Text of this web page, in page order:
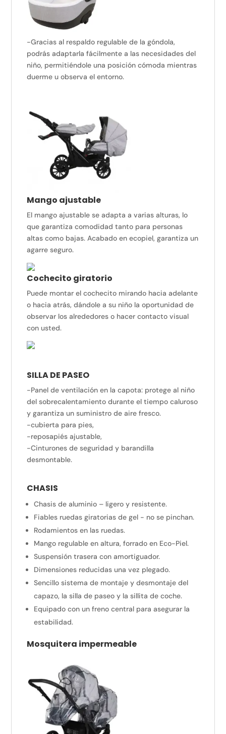
-Gracias al respaldo regulable de la góndola,
podrás adaptarla fácilmente a las necesidades del
niño, permitiéndole una posición cómoda mientras
duerme u observa el entorno.
Mango ajustable
El mango ajustable se adapta a varias alturas, lo
que garantiza comodidad tanto para personas
altas como bajas. Acabado en ecopiel, garantiza un
agarre seguro.
Cochecito giratorio
Puede montar el cochecito mirando hacia adelante
o hacia atrás, dándole a su niño la oportunidad de
observar los alrededores o hacer contacto visual
con usted.
SILLA DE PASEO
-Panel de ventilación en la capota: protege al niño
del sobrecalentamiento durante el tiempo caluroso
y garantiza un suministro de aire fresco.
-cubierta para pies,
-reposapiés ajustable,
-Cinturones de seguridad y barandilla
desmontable.
CHASIS
Chasis de aluminio – ligero y resistente.
Fiables ruedas giratorias de gel - no se pinchan.
Rodamientos en las ruedas.
Mango regulable en altura, forrado en Eco-Piel.
Suspensión trasera con amortiguador.
Dimensiones reducidas una vez plegado.
Sencillo sistema de montaje y desmontaje del
capazo, la silla de paseo y la sillita de coche.
Equipado con un freno central para asegurar la
estabilidad.
Mosquitera impermeable